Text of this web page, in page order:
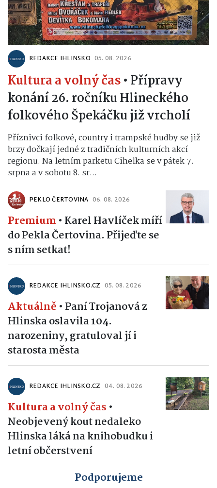
REDAKCE IHLINSKO 05. 08. 2026
Kultura a volný čas• Přípravy
konání 26. ročníku Hlineckého
folkového Špekáčku již vrcholí
Příznivci folkové, country i trampské hudby se již
brzy dočkají jedné z tradičních kulturních akcí
regionu. Na letním parketu Cihelka se v pátek 7.
srpna a v sobotu 8. sr...
PEKLO ČERTOVINA 06. 08. 2026
Premium • Karel Havlíček míří
do Pekla Čertovina. Přijeďte se
s ním setkat!
REDAKCE IHLINSKO.CZ 05. 08. 2026
Aktuálně • Paní Trojanová z
Hlinska oslavila 104.
narozeniny, gratuloval jí i
starosta města
REDAKCE IHLINSKO.CZ 04. 08. 2026
Kultura a volný čas •
Neobjevený kout nedaleko
Hlinska láká na knihobudku i
letní občerstvení
Podporujeme